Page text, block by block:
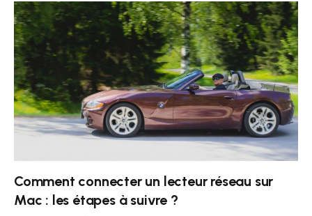
Comment connecter un lecteur réseau sur
Mac : les étapes à suivre ?